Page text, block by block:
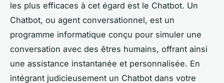
les plus efficaces à cet égard est le Chatbot. Un
Chatbot, ou agent conversationnel, est un
programme informatique conçu pour simuler une
conversation avec des êtres humains, offrant ainsi
une assistance instantanée et personnalisée. En
intégrant judicieusement un Chatbot dans votre